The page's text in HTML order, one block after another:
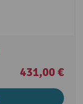
431,00 €